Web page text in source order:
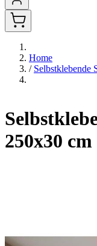
Home
/ Selbstklebende
250x30